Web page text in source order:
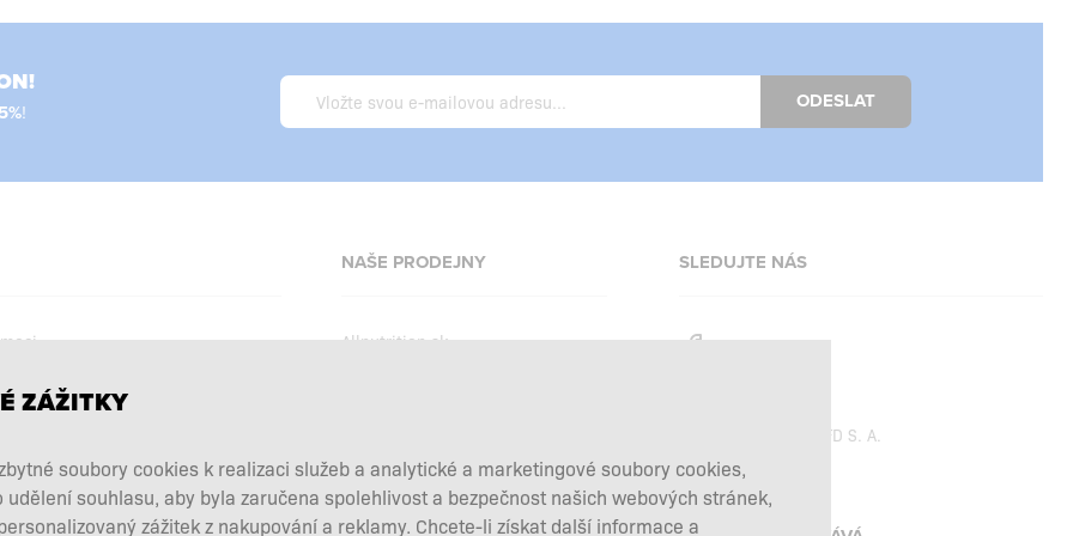
! ODESLAT
NAŠE PRODEJNY
Allnutrition.sk
Allnutrition.co.uk
SLEDUJTE NÁS
Facebook
SFD S. A.
ZÁŽITKY
soubory cookies k realizaci služeb a analytické a marketingové soubory cookies,
souhlasu, aby byla zaručena spolehlivost a bezpečnost našich webových stránek,
zážitek z nakupování a reklamy. Chcete-li získat další informace a